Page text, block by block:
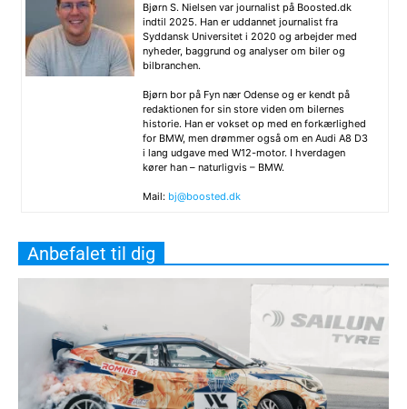
Bjørn S. Nielsen var journalist på Boosted.dk
indtil 2025. Han er uddannet journalist fra
Syddansk Universitet i 2020 og arbejder med
nyheder, baggrund og analyser om biler og
bilbranchen.
Bjørn bor på Fyn nær Odense og er kendt på
redaktionen for sin store viden om bilernes
historie. Han er vokset op med en forkærlighed
for BMW, men drømmer også om en Audi A8 D3
i lang udgave med W12-motor. I hverdagen
kører han – naturligvis – BMW.
Mail: bj@boosted.dk